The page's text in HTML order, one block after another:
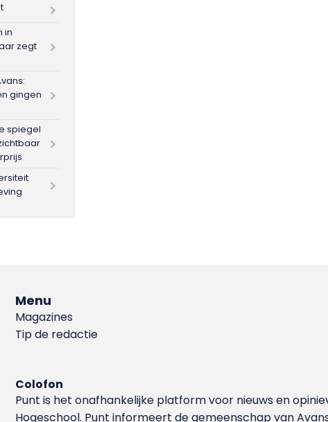
in
zegt
gingen
spiegel
Menu
Magazines
Tip de redactie
Colofon
Punt is het onafhankelijke platform voor nieuws en
Hoge­school. Punt informeert de gemeenschap van